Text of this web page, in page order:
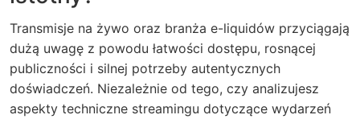
Transmisje na żywo oraz branża e-liquidów przyciągają
dużą uwagę z powodu łatwości dostępu, rosnącej
publiczności i silnej potrzeby autentycznych
doświadczeń. Niezależnie od tego, czy analizujesz
aspekty techniczne streamingu dotyczące wydarzeń